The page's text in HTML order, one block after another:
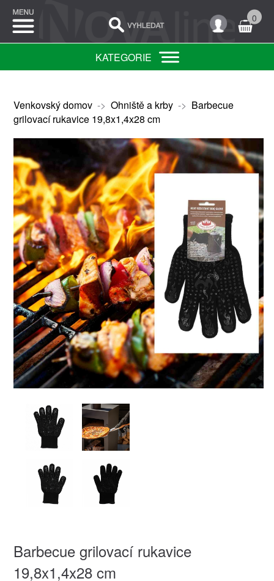
0
KATEGORIE
Venkovský domov-> Ohniště a krby-> Barbecue
grilovací rukavice 19,8x1,4x28 cm
Barbecue grilovací rukavice
19,8x1,4x28 cm